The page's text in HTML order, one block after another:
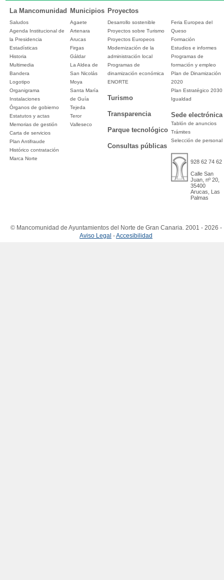
La Mancomunidad Municipios Proyectos
Saludos
Agenda Institucional de
la Presidencia
Estadísticas
Historia
Multimedia
Bandera
Logotipo
Organigrama
Instalaciones
Órganos de gobierno
Estatutos y actas
Memorias de gestión
Carta de servicios
Plan Antifraude
Histórico contratación
Marca Norte
Agaete
Artenara
Arucas
Firgas
Gáldar
La Aldea de
San Nicolás
Moya
Santa María
de Guía
Tejeda
Teror
Valleseco
Desarrollo sostenible
Proyectos sobre Turismo
Proyectos Europeos
Modernización de la
administración local
Programas de
dinamización económica
ENORTE
Turismo
Transparencia
Parque tecnológico
Consultas públicas
Feria Europea del
Queso
Formación
Estudios e informes
Programas de
formación y empleo
Plan de Dinamización
2020
Plan Estratégico 2030
Igualdad
Sede electrónica
Tablón de anuncios
Trámites
Selección de personal
928 62 74 62
Calle San
Juan, nº 20,
35400
Arucas, Las
Palmas
© Mancomunidad de Ayuntamientos del Norte de Gran Canaria. 2001 - 2026 -
Aviso Legal -Accesibilidad